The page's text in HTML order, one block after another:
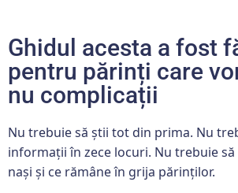
Ghidul acesta a fost
pentru părinți care
nu complicații
Nu trebuie să știi tot din prima. Nu
informații în zece locuri. Nu trebuie
nași și ce rămâne în grija părinților.